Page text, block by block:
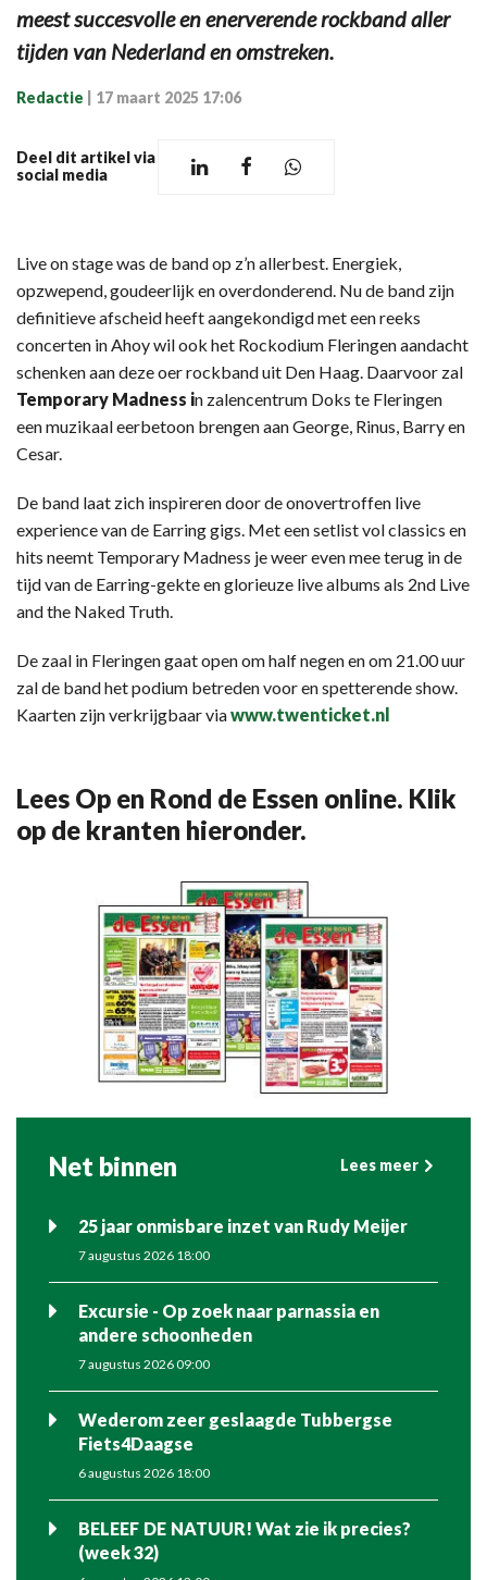
meest succesvolle en enerverende rockband aller
tijden van Nederland en omstreken.
Redactie 17 maart 2025 17:06
Deel dit artikel via
social media
Live on stage was de band op z’n allerbest. Energiek,
opzwepend, goudeerlijk en overdonderend. Nu de band zijn
definitieve afscheid heeft aangekondigd met een reeks
concerten in Ahoy wil ook het Rockodium Fleringen aandacht
schenken aan deze oer rockband uit Den Haag. Daarvoor zal
Temporary Madness in zalencentrum Doks te Fleringen
een muzikaal eerbetoon brengen aan George, Rinus, Barry en
Cesar.
De band laat zich inspireren door de onovertroffen live
experience van de Earring gigs. Met een setlist vol classics en
hits neemt Temporary Madness je weer even mee terug in de
tijd van de Earring-gekte en glorieuze live albums als 2nd Live
and the Naked Truth.
De zaal in Fleringen gaat open om half negen en om 21.00 uur
zal de band het podium betreden voor en spetterende show.
Kaarten zijn verkrijgbaar viawww.twenticket.nl
Lees Op en Rond de Essen online. Klik
op de kranten hieronder.
Net binnen Lees meer
25 jaar onmisbare inzet van Rudy Meijer
7 augustus 2026 18:00
Excursie - Op zoek naar parnassia en
andere schoonheden
7 augustus 2026 09:00
Wederom zeer geslaagde Tubbergse
Fiets4Daagse
6 augustus 2026 18:00
BELEEF DE NATUUR! Wat zie ik precies?
(week 32)